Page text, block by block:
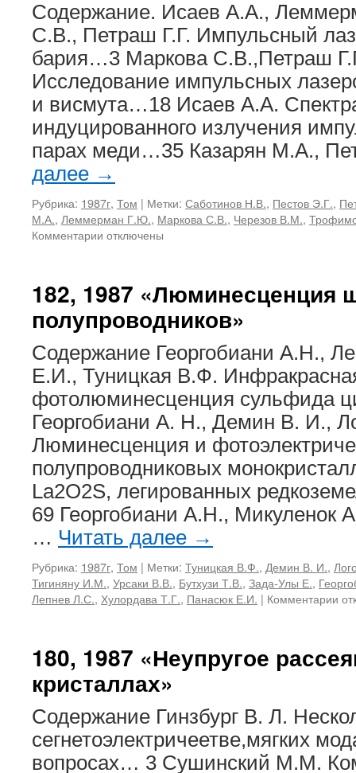
Содержание. Исаев А.А.,
С.В., Петраш Г.Г. Импульсный
бария…3 Маркова С.В.,Петраш
Исследование импульсных
и висмута…18 Исаев А.А.
индуцированного излучения
парах меди…35 Казарян М.А.,
далее →
Рубрика: 1987г, Том | Метки: Саботинов Н.В., Пестов Э.Г.,
М.А., Леммерман Г.Ю., Маркова С.В., Черезов В.М.,
Комментарии к
«Лазеры
на
парах
металлов
и
их
галогенидов»
отключены
182, 1987 «Люминесценция
полупроводников»
Содержание Георгобиани А.Н.,
Е.И., Туницкая В.Ф.
фотолюминесценция сульфида
Георгобиани А. Н., Демин В. И.,
Люминесценция и
полупроводниковых
La2O2S, легированных
69 Георгобиани А.Н., Микуленок
… Читать далее →
Рубрика: 1987г, Том | Метки: Туницкая В.Ф., Демин В. И.,
Тигиняну И.М., Урсаки В.В., Бутхузи Т.В., Зада-Улы Е.,
Лепнев Л.С., Хулордава Т.Г., Панасюк Е.И. | Комментарии к
180, 1987 «Неупругое
кристаллах»
Содержание Гинзбург В. Л.
сегнетоэлектричеетве,мягких
вопросах… 3 Сушинский М.М.